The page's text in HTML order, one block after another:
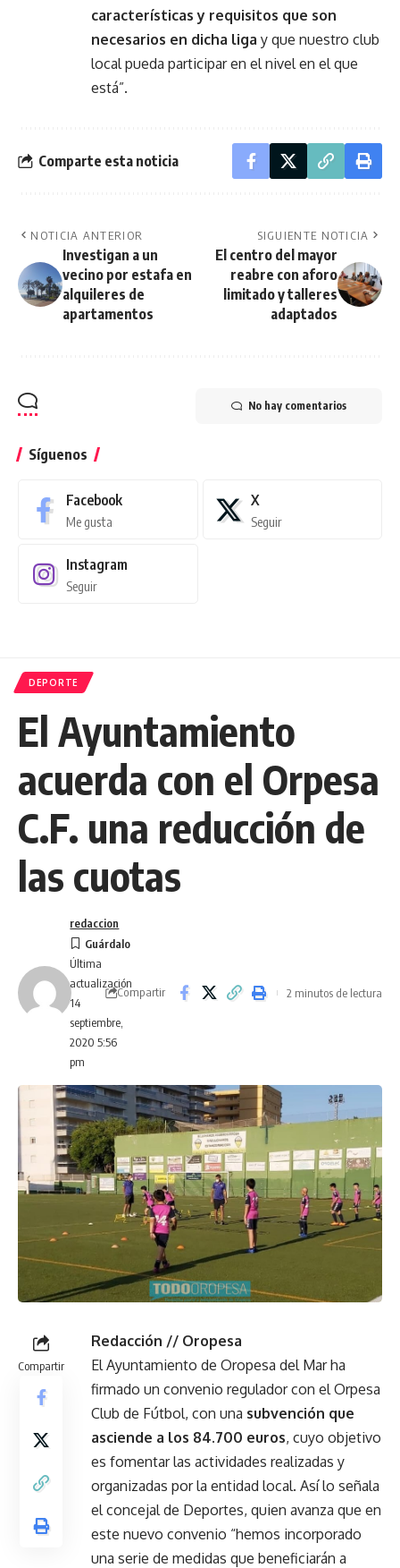
características y requisitos que son
necesarios en dicha liga y que nuestro club
local pueda participar en el nivel en el que
está”.
Comparte esta noticia
NOTICIA ANTERIOR
Investigan a un
vecino por estafa en
alquileres de
apartamentos
SIGUIENTE NOTICIA
El centro del mayor
reabre con aforo
limitado y talleres
adaptados
No hay comentarios
Síguenos
Facebook
Me gusta
X
Seguir
Instagram
Seguir
DEPORTE
El Ayuntamiento
acuerda con el Orpesa
C.F. una reducción de
las cuotas
Última
actualización
14
septiembre,
2020 5:56
pm
redaccion
Compartir 2 minutos de lectura
Compartir
Redacción // Oropesa
El Ayuntamiento de Oropesa del Mar ha
firmado un convenio regulador con el Orpesa
Club de Fútbol, con una subvención que
asciende a los 84.700 euros, cuyo objetivo
es fomentar las actividades realizadas y
organizadas por la entidad local. Así lo señala
el concejal de Deportes, quien avanza que en
este nuevo convenio “hemos incorporado
una serie de medidas que beneficiarán a